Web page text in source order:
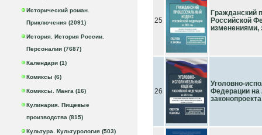
Исторический роман.
Приключения (2091)
История. История России.
Персоналии (7687)
Календари (1)
Комиксы (6)
Комиксы. Манга (16)
Кулинария. Пищевые
производства (815)
Культура. Культурология (503)
25
Гражданский
Российской
изменениями,
26
Уголовно-
Федерации на
законопроекта